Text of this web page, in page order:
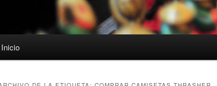
Inicio